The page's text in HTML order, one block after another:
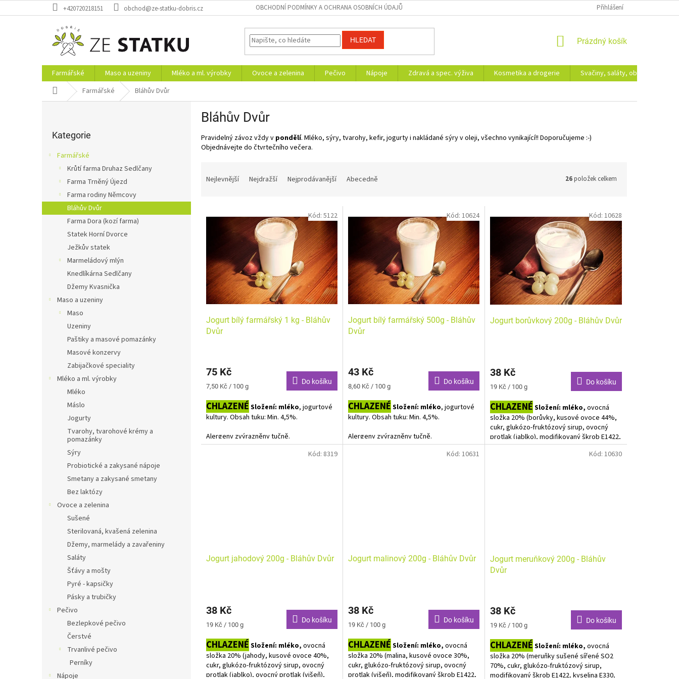
na
+420720218151 obchod@ze-statku-dobris.cz OBCHODNÍ PODMÍNKY A OCHRANA OSOBNÍCH ÚDAJŮ Přihlášení
HLEDAT
NÁKUPNÍ
Prázdný košík
Farmářské Maso a uzeniny Mléko a ml. výrobky Ovoce a zelenina Pečivo Nápoje Zdravá a spec. výživa Kosmetika a drogerie Svačiny, saláty, obědy
Domů Farmářské Bláhův Dvůr
a
kategorie
Kategorie
Farmářské
Krůtí farma Druhaz Sedlčany
Farma Trněný Újezd
Farma rodiny Němcovy
Bláhův Dvůr
Farma Dora (kozí farma)
Statek Horní Dvorce
Ježkův statek
Marmeládový mlýn
Knedlíkárna Sedlčany
Džemy Kvasnička
Maso a uzeniny
Maso
Uzeniny
Paštiky a masové pomazánky
Masové konzervy
Zabijačkové speciality
Mléko a ml. výrobky
Mléko
Máslo
Jogurty
Tvarohy, tvarohové krémy a
pomazánky
Sýry
Probiotické a zakysané nápoje
Smetany a zakysané smetany
Bez laktózy
Ovoce a zelenina
Sušené
Sterilovaná, kvašená zelenina
Džemy, marmelády a zavařeniny
Saláty
Šťávy a mošty
Pyré - kapsičky
Pásky a trubičky
Pečivo
Bezlepkové pečivo
Čerstvé
Trvanlivé pečivo
Perníky
Nápoje
Bláhův Dvůr
Pravidelný závoz vždy v pondělí. Mléko, sýry, tvarohy, kefir, jogurty i nakládané sýry v oleji, všechno vynikající!! Doporučujeme :-)
Objednávejte do čtvrtečního večera.
Nejlevnější Nejdražší Nejprodávanější Abecedně 26položek celkem
Jogurt bílý farmářský 1 kg - Bláhův
Dvůr
75 Kč
Měrná
7,50 Kč / 100 g
Do košíku
CHLAZENÉ Složení: mléko, jogurtové
kultury. Obsah tuku: Min. 4,5%.
Alergeny zvýrazněny tučně.
Kód: 5122
Jogurt bílý farmářský 500g - Bláhův
Dvůr
43 Kč
Měrná
8,60 Kč / 100 g
Do košíku
CHLAZENÉ Složení: mléko, jogurtové
kultury. Obsah tuku: Min. 4,5%.
Alergeny zvýrazněny tučně.
Kód: 10624
Jogurt borůvkový 200g - Bláhův Dvůr
38 Kč
Měrná
19 Kč / 100 g
Do košíku
CHLAZENÉ Složení: mléko, ovocná
složka 20% (borůvky, kusové ovoce 44%,
cukr, glukózo-fruktózový sirup, ovocný
protlak (jablko), modifikovaný škrob E1422,
kyselina E330, aroma, zahušťovadlo E415,
Kód: 10628
Jogurt jahodový 200g - Bláhův Dvůr
38 Kč
Měrná
19 Kč / 100 g
Do košíku
CHLAZENÉ Složení: mléko, ovocná
složka 20% (jahody, kusové ovoce 40%,
cukr, glukózo-fruktózový sirup, ovocný
protlak (jablko), ovocný protlak (višeň),
Kód: 8319
Jogurt malinový 200g - Bláhův Dvůr
38 Kč
Měrná
19 Kč / 100 g
Do košíku
CHLAZENÉ Složení: mléko, ovocná
složka 20% (malina, kusové ovoce 30%,
cukr, glukózo-fruktózový sirup, ovocný
protlak (višeň), modifikovaný škrob E1422,
Kód: 10631
Jogurt meruňkový 200g - Bláhův
Dvůr
38 Kč
Měrná
19 Kč / 100 g
Do košíku
CHLAZENÉ Složení: mléko, ovocná
složka 20% (meruňky sušené sířené SO2
70%, cukr, glukózo-fruktózový sirup,
modifikovaný škrob E1422, kyselina E330,
Kód: 10630